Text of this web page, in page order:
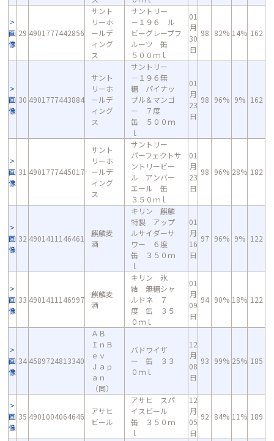
画
像
29 4901777442856
サント
リーホ
ールデ
ィング
ス
サントリー
－１９６ ル
ビーグレープフ
ルーツ 缶
５００ｍｌ
01
月
30
日
98 82% 14% 162
画
像
30 4901777443884
サント
リーホ
ールデ
ィング
ス
サントリー
－１９６無
糖 パイナッ
プル＆マンゴ
ー ７度
缶 ５００ｍ
ｌ
01
月
23
日
98 96% 9% 162
画
像
31 4901777445017
サント
リーホ
ールデ
ィング
ス
サントリー
パーフェクトサ
ントリービー
ル アンバー
エール 缶
３５０ｍｌ
01
月
23
日
98 96% 28% 182
画
像
32 4901411146461
麒麟麦
酒
キリン 麒麟
特製 アップ
ルサイダーサ
ワー ６度
缶 ３５０ｍ
ｌ
01
月
16
日
97 96% 9% 122
画
像
33 4901411146997
麒麟麦
酒
キリン 氷
結 無糖シャ
ルドネ ７
度 缶 ３５
０ｍｌ
01
月
09
日
94 90% 18% 122
画
像
34 4589724813340
ＡＢ
ＩｎＢ
ｅｖ
Ｊａｐ
ａｎ
（同）
バドワイザ
ー 缶 ３３
０ｍｌ
12
月
08
日
93 99% 25% 185
画
像
35 4901004064646
アサヒ
ビール
アサヒ スパ
イスビール
缶 ３５０ｍ
ｌ
12
月
05
日
92 84% 11% 189